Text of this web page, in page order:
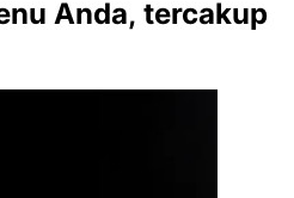
Anda, tercakup